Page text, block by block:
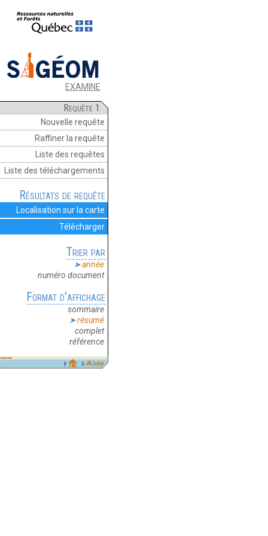
EXAMINE
Requête 1
Nouvelle requête
Raffiner la requête
Liste des requêtes
Liste des téléchargements
Résultats de requête
Localisation sur la carte
Télécharger
Trier par
année
numéro document
Format d'affichage
sommaire
résumé
complet
référence